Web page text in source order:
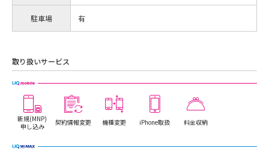
駐車場 有
取り扱いサービス
新規(MNP)
申し込み
契約情報変更 機種変更 iPhone取扱 料金収納